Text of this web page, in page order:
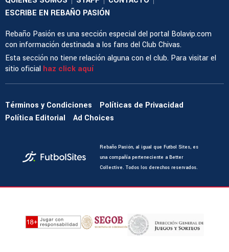
ESCRIBE EN REBAÑO PASIÓN
Rebaño Pasión es una sección especial del portal Bolavip.com
con información destinada a los fans del Club Chivas.
Esta sección no tiene relación alguna con el club. Para visitar el
sitio oficial haz click aquí
Términos y Condiciones
Políticas de Privacidad
Política Editorial
Ad Choices
Rebaño Pasión, al igual que Futbol Sites, es
una compañía perteneciente a Better
Collective. Todos los derechos reservados.